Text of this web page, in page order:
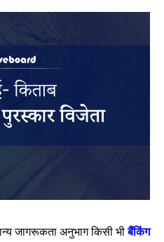
जागरूकता अनुभाग किसी भीबैंकिंग